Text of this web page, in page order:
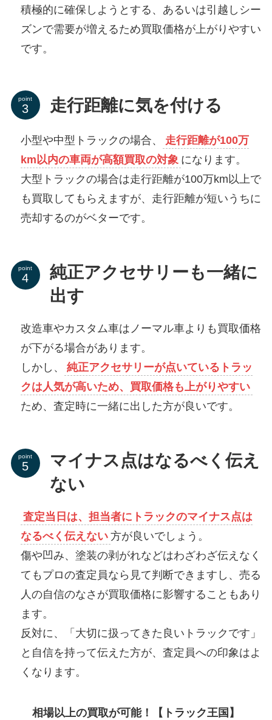
積極的に確保しようとする、あるいは引越しシー
ズンで需要が増えるため買取価格が上がりやすい
です。
point 走行距離に気を付ける
小型や中型トラックの場合、
走行距離が100万
km以内の車両が高額買取の対象 になります。
大型トラックの場合は走行距離が100万km以上で
も買取してもらえますが、走行距離が短いうちに
売却するのがベターです。
point
純正アクセサリーも一緒に
出す
改造車やカスタム車はノーマル車よりも買取価格
が下がる場合があります。
しかし、
純正アクセサリーが点いているトラッ
クは人気が高いため、買取価格も上がりやすい
ため、査定時に一緒に出した方が良いです。
point
マイナス点はなるべく伝え
ない
査定当日は、担当者にトラックのマイナス点は
なるべく伝えない 方が良いでしょう。
傷や凹み、塗装の剥がれなどはわざわざ伝えなく
てもプロの査定員なら見て判断できますし、 売る
人の自信のなさが買取価格に影響することもあり
ます。
反対に、「大切に扱ってきた良いトラックです」
と自信を持って伝えた方が、査定員への印象はよ
くなります。
相場以上の買取が可能！【トラック王国】